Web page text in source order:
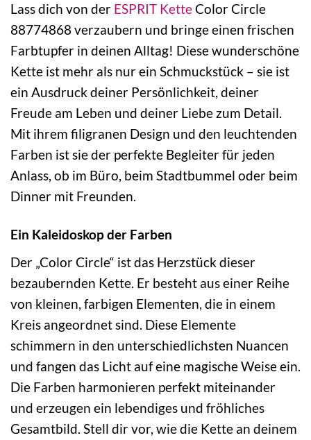
Lass dich von der ESPRIT KetteColor Circle
88774868 verzaubern und bringe einen frischen
Farbtupfer in deinen Alltag! Diese wunderschöne
Kette ist mehr als nur ein Schmuckstück – sie ist
ein Ausdruck deiner Persönlichkeit, deiner
Freude am Leben und deiner Liebe zum Detail.
Mit ihrem filigranen Design und den leuchtenden
Farben ist sie der perfekte Begleiter für jeden
Anlass, ob im Büro, beim Stadtbummel oder beim
Dinner mit Freunden.
Ein Kaleidoskop der Farben
Der „Color Circle“ ist das Herzstück dieser
bezaubernden Kette. Er besteht aus einer Reihe
von kleinen, farbigen Elementen, die in einem
Kreis angeordnet sind. Diese Elemente
schimmern in den unterschiedlichsten Nuancen
und fangen das Licht auf eine magische Weise ein.
Die Farben harmonieren perfekt miteinander
und erzeugen ein lebendiges und fröhliches
Gesamtbild. Stell dir vor, wie die Kette an deinem